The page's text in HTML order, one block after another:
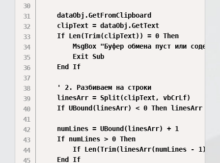
    dataObj.GetFromClipboard
    clipText = dataObj.GetText
    If Len(Trim(clipText)) = 0 Then
MsgBox "Буфер обмена пуст или
        Exit Sub
    End If
    ' 2. Разбиваем на строки
    linesArr = Split(clipText, vbCrLf)
If UBound(linesArr) < 0 Then linesArr =
    numLines = UBound(linesArr) + 1
    If numLines > 0 Then
If Len(Trim(linesArr(numLines - 1)))
    End If